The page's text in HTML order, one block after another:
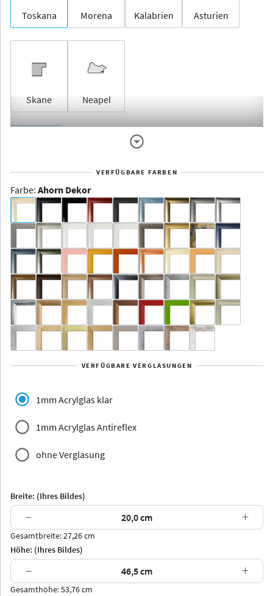
Toskana Morena Kalabrien Asturien
Skane Neapel
Dakota -
Rahmenloser
Aluminium
Yukon Alaska
Jersey Dauphine
Arran Luzern
VERFÜGBARE FARBEN
Farbe: Ahorn Dekor
VERFÜGBARE VERGLASUNGEN
1mm Acrylglas klar
1mm Acrylglas Antireflex
ohne Verglasung
Breite: (Ihres Bildes)
− +
Gesamtbreite: 27,26 cm
Höhe: (Ihres Bildes)
− +
Gesamthöhe: 53,76 cm